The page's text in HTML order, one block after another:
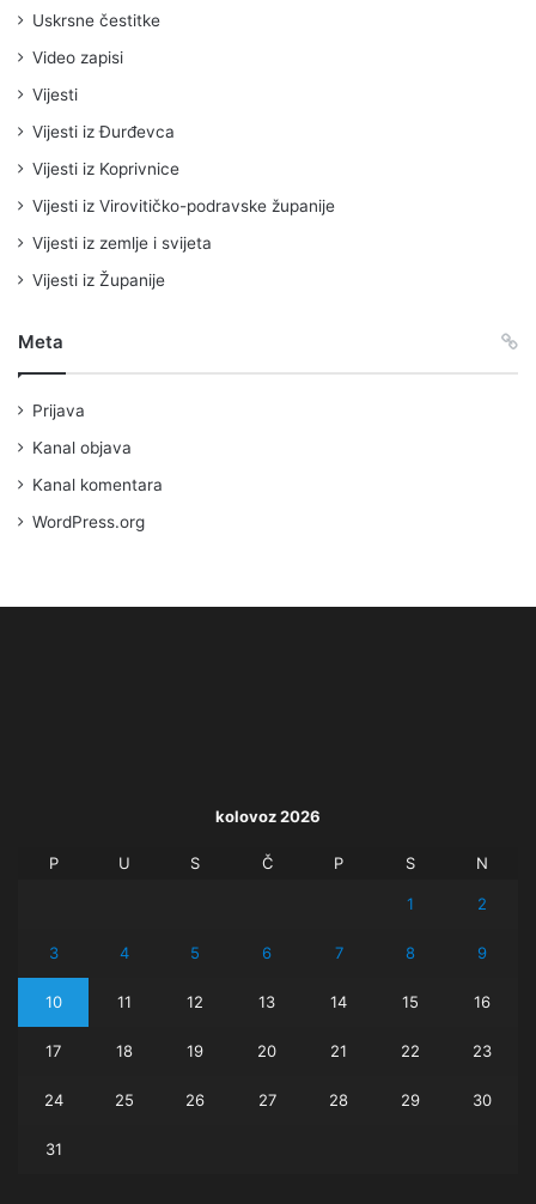
Uskrsne čestitke
Video zapisi
Vijesti
Vijesti iz Đurđevca
Vijesti iz Koprivnice
Vijesti iz Virovitičko-podravske županije
Vijesti iz zemlje i svijeta
Vijesti iz Županije
Meta
Prijava
Kanal objava
Kanal komentara
WordPress.org
kolovoz 2026
P U S Č P S N
1 2
3 4 5 6 7 8 9
10 11 12 13 14 15 16
17 18 19 20 21 22 23
24 25 26 27 28 29 30
31